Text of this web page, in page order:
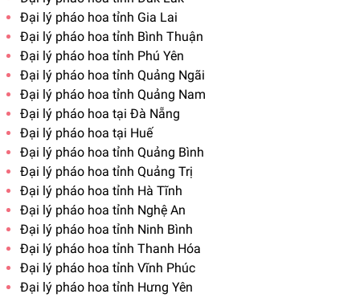
Đại lý pháo hoa tỉnh Gia Lai
Đại lý pháo hoa tỉnh Bình Thuận
Đại lý pháo hoa tỉnh Phú Yên
Đại lý pháo hoa tỉnh Quảng Ngãi
Đại lý pháo hoa tỉnh Quảng Nam
Đại lý pháo hoa tại Đà Nẵng
Đại lý pháo hoa tại Huế
Đại lý pháo hoa tỉnh Quảng Bình
Đại lý pháo hoa tỉnh Quảng Trị
Đại lý pháo hoa tỉnh Hà Tĩnh
Đại lý pháo hoa tỉnh Nghệ An
Đại lý pháo hoa tỉnh Ninh Bình
Đại lý pháo hoa tỉnh Thanh Hóa
Đại lý pháo hoa tỉnh Vĩnh Phúc
Đại lý pháo hoa tỉnh Hưng Yên